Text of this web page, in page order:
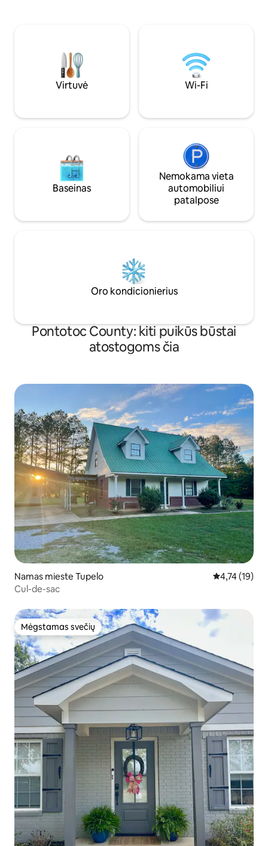
augintinis. Augintinį prašome laikyti
pririštą pavadėliu ir po jo pasirūpinti
skalbykle/
drabužiais,
Automobilių
su stogu. Terasa ir terasa su vaizdu į
Virtuvė Wi-Fi
Baseinas
Nemokama vieta
automobiliui
patalpose
Oro kondicionierius
Pontotoc County: kiti puikūs būstai
atostogoms čia
Namas mieste Tupelo Vidutinis
4,74 (19)
Cul-de-sac
Mėgstamas svečių
Mėgstamas svečių